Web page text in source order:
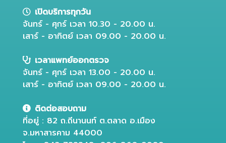
เปิดบริการทุกวัน
จันทร์ - ศุกร์ เวลา 10.30 - 20.00 น.
เสาร์ - อาทิตย์ เวลา 09.00 - 20.00 น.
เวลาแพทย์ออกตรวจ
จันทร์ - ศุกร์ เวลา 13.00 - 20.00 น.
เสาร์ - อาทิตย์ เวลา 09.00 - 20.00 น.
ติดต่อสอบถาม
ที่อยู่ : 82 ถ.ถีนานนท์ ต.ตลาด อ.เมือง
จ.มหาสารคาม 44000